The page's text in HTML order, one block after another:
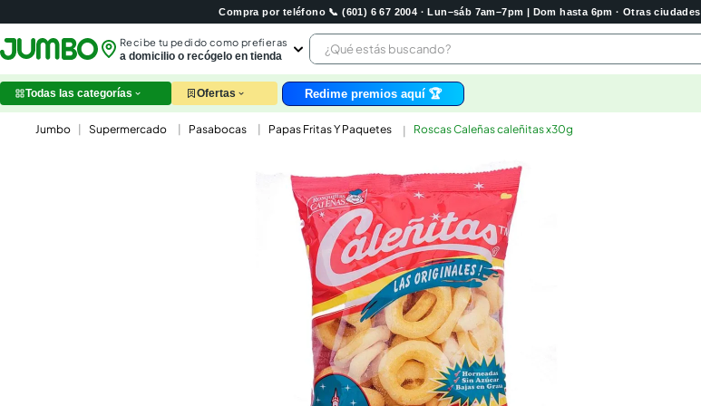
Compra por teléfono 📞 (601) 6 67 2004 · Lun–sáb 7am–7pm | Dom hasta 6pm · Otras ciudades
Recibe tu pedido como prefieras
a domicilio o recógelo en tienda
¿Qué estás buscando?
leche
huevos
nutribela
papel higienico
galletas
aceite
queso
pollo
carne
Todas las categorías Ofertas Redime premios aquí 🏆
Supermercado Pasabocas Papas Fritas Y Paquetes Roscas Caleñas caleñitas x30g